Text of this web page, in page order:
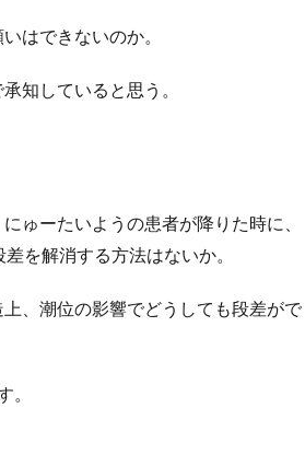
はできないのか。
知していると思う。
ゅーたいようの患者が降りた時に、
を解消する方法はないか。
、潮位の影響でどうしても段差がで
。